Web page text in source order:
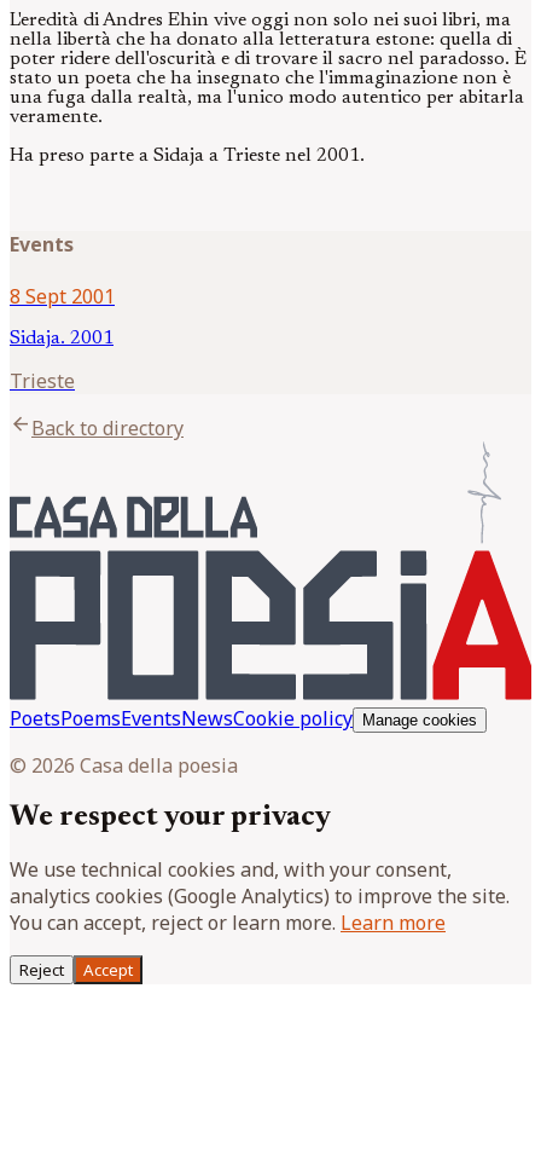
L'eredità di Andres Ehin vive oggi non solo nei suoi libri, ma
nella libertà che ha donato alla letteratura estone: quella di
poter ridere dell'oscurità e di trovare il sacro nel paradosso. È
stato un poeta che ha insegnato che l'immaginazione non è
una fuga dalla realtà, ma l'unico modo autentico per abitarla
veramente.
Ha preso parte a Sidaja a Trieste nel 2001.
Events
8 Sept 2001
Sidaja. 2001
Trieste
arrow_backBack to directory
PoetsPoemsEventsNewsCookie policy Manage cookies
© 2026 Casa della poesia
We respect your privacy
We use technical cookies and, with your consent,
analytics cookies (Google Analytics) to improve the site.
You can accept, reject or learn more. Learn more
Reject Accept